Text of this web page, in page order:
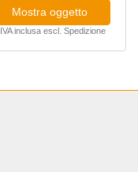
Mostra oggetto
IVA inclusaescl. Spedizione